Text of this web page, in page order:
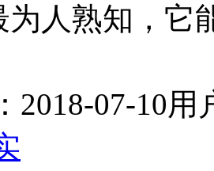
为人熟知，它
2018-07-10用